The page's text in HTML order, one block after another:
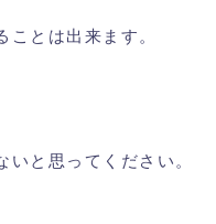
とは出来ます。
と思ってください。